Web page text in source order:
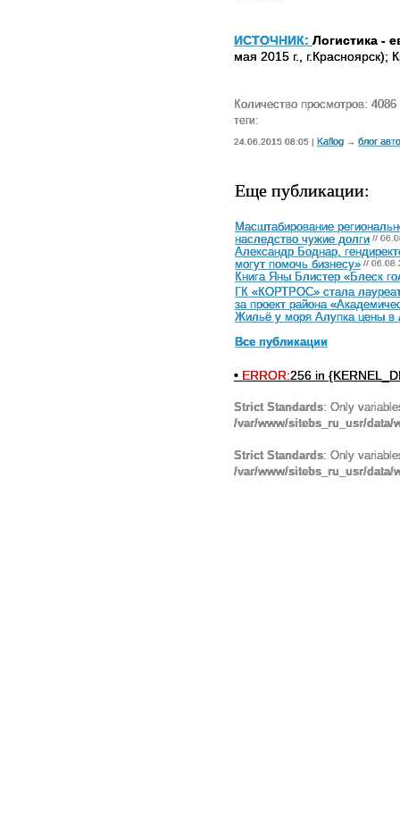
ИСТОЧНИК: Логистика -
мая 2015 г.,
Количество просмотров: 4086
теги:
24.06.2015 08:05 | Kaflog → блог
Еще публикации:
Масштабирование
наследство чужие долги //
Александр Боднар,
могут помочь бизнесу» //
Книга Яны Блистер «Блеск
ГК «КОРТРОС» стала
за проект района
Жильё у моря Алупка цены в
Все публикации
• ERROR:256 in
Strict Standards: Only
/var/www/sitebs_ru_usr/
Strict Standards: Only
/var/www/sitebs_ru_usr/